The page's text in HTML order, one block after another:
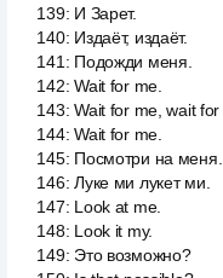
139: И Зарет.
140: Издаёт, издаёт.
141 : Подожди меня.
142:Wait for me.
143:Wait for me, wait for
144:Wait for me.
145: Посмотри на меня.
146:Луке ми лукет ми.
147: Look at me.
148: Look it my.
149: Это возможно?